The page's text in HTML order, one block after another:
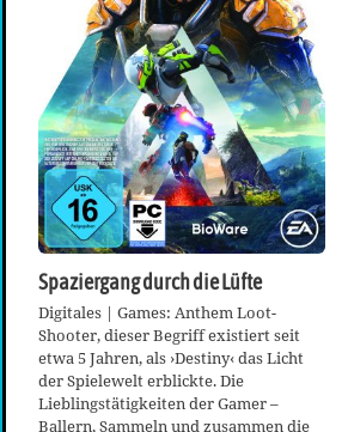
Spaziergang durch die Lüfte
Digitales | Games: Anthem Loot-
Shooter, dieser Begriff existiert seit
etwa 5 Jahren, als ›Destiny‹ das Licht
der Spielewelt erblickte. Die
Lieblingstätigkeiten der Gamer –
Ballern, Sammeln und zusammen die